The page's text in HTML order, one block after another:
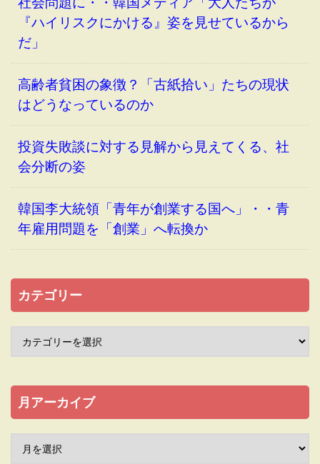
『ハイリスクにかける』姿を見せているから
だ」
高齢者貧困の象徴？「古紙拾い」たちの現状
はどうなっているのか
投資失敗談に対する見解から見えてくる、社
会分断の姿
韓国李大統領「青年が創業する国へ」・・青
年雇用問題を「創業」へ転換か
カテゴリー
月アーカイブ